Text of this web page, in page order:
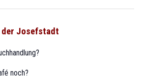
der Josefstadt
noch?